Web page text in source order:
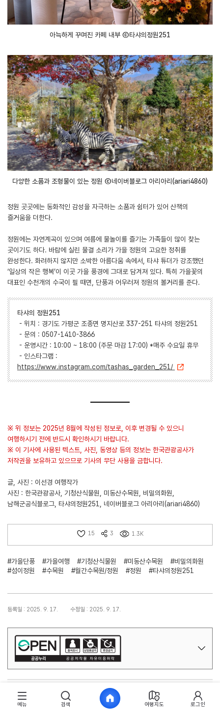
아늑하게 꾸며진 카페 내부 ⓒ타샤의정원251
다양한 소품과 조형물이 있는 정원 ⓒ네이버블로그 아리아리(ariari4860)
정원 곳곳에는 동화적인 감성을 자극하는 소품과 쉼터가 있어 산책의
즐거움을 더한다.
정원에는 자연계곡이 있으며 여름에 물놀이를 즐기는 가족들이 많이 찾는
곳이기도 하다. 바람에 실린 물결 소리가 가을 정원의 고요한 정취를
완성한다. 화려하지 않지만 소박한 아름다움 속에서, 타샤 튜더가 강조했던
‘일상의 작은 행복’이 이곳 가을 풍경에 그대로 담겨져 있다. 특히 가을꽃의
대표인 수천개의 수국이 필 때면, 단풍과 어우러져 정원의 볼거리를 준다.
타샤의 정원251
- 위치 : 경기도 가평군 조종면 명지산로 337-251 타샤의 정원251
- 문의 : 0507-1410-3866
- 운영시간 : 10:00 ~ 18:00 (주문 마감 17:00) *매주 수요일 휴무
- 인스타그램 :
https://www.instagram.com/tashas_garden_251/
※ 위 정보는 2025년 8월에 작성된 정보로, 이후 변경될 수 있으니
여행하시기 전에 반드시 확인하시기 바랍니다.
※ 이 기사에 사용된 텍스트, 사진, 동영상 등의 정보는 한국관광공사가
저작권을 보유하고 있으므로 기사의 무단 사용을 금합니다.
글, 사진 : 이선경 여행작가
사진 : 한국관광공사, 기청산식물원, 미동산수목원, 비밀의화원,
남해군공식블로그, 타샤의정원251, 네이버블로그 아리아리(ariari4860)
15 3 1.3K
#가을단풍 #가을여행 #기청산식물원 #미동산수목원
#비밀의화원
#섬이정원
#수목원 #월간수목원/정원 #정원 #타샤의정원251
등록일 : 2025. 9. 17. 수정일 : 2025. 9. 17.
지역콘텐츠육성팀 033-738-3565
메뉴 검색 여행지도 로그인